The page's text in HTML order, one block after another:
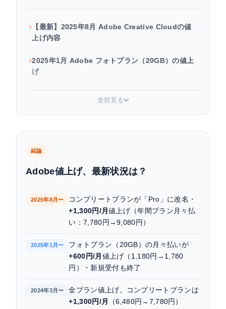
【最新】2025年8月 Adobe Creative Cloudの値
上げ内容
2025年1月 Adobe フォトプラン（20GB）の値上
げ
全部見る
結論
Adobe値上げ、最新状況は？
2025年8月〜
コンプリートプランが「Pro」に改名・
+1,300円/月値上げ（年間プラン月々払
い：7,780円→9,080円）
2025年1月〜
フォトプラン（20GB）の月々払いが
+600円/月 値上げ（1,180円→1,780
円）・新規受付も終了
2024年3月〜
全プラン値上げ。コンプリートプランは
+1,300円/月
（6,480円→7,780円）